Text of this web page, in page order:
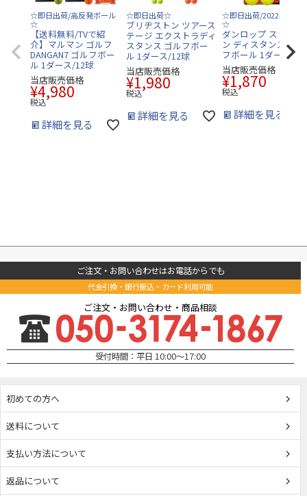
☆即日出荷/高反発ボール
☆
【送料無料/TVで紹
介】マルマン ゴルフ
DANGAN7 ゴルフボー
ル 1ダース/12球
当店販売価格
¥4,980
税込
詳細を見る
☆即日出荷☆
ブリヂストン ツアース
テージ エクストラディ
スタンス ゴルフボー
ル 1ダース/12球
当店販売価格
¥1,980
税込
詳細を見る
☆即日出荷/2022年モデ
☆
ダンロップ スリクソ
ン ディスタンス9 ゴ
フボール 1ダース/12
当店販売価格
¥1,870
税込
詳細を見る
ご注文・お問い合わせはお電話からでも
代金引換・銀行振込・カード利用可能
ご注文・お問い合わせ・商品相談
受付時間：平日 10:00～17:00
初めての方へ
送料について
支払い方法について
返品について